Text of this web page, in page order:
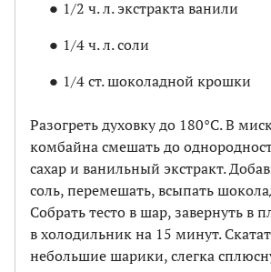
1/2 ч. л. экстракта ванили
1/4 ч. л. соли
1/4 ст. шоколадной крошки
Разогреть духовку до 180°C. В
комбайна смешать до
сахар и ванильный экстракт.
соль, перемешать, всыпать
Собрать тесто в шар, завернуть в
в холодильник на 15 минут.
небольшие шарики, слегка